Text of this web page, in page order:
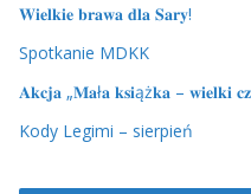
𝐖𝐢𝐞𝐥𝐤𝐢𝐞 𝐛𝐫𝐚𝐰𝐚 𝐝𝐥𝐚 𝐒𝐚𝐫𝐲!
Spotkanie MDKK
𝐀𝐤𝐜𝐣𝐚 „𝐌𝐚ł𝐚 𝐤𝐬𝐢ąż𝐤𝐚 – 𝐰𝐢𝐞𝐥𝐤𝐢
Kody Legimi – sierpień